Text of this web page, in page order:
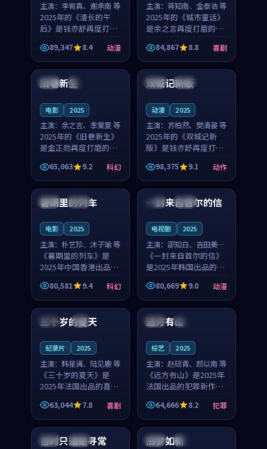
主演： 李宥真、谢承南 等
2025年的《漫长的午
后》是钱亦舒再度打磨
的动漫佳作。中国大陆
的取景与海岛日常的氛
围相互成就，李宥真与
谢承南的对手戏自然克
制，让整部影片在悬念
89,347 8.4 动漫
主演： 蒋知南、金泰浩 等
2025年的《城市童话》
是余之言再度打磨的喜
剧佳作。美国的取景与
历史战争的氛围相互成
就，蒋知南与金泰浩的
对手戏自然克制，让整
部影片在悬念与温度
84,867 8.8 喜剧
英国 完结
旧巷新生
电影 2025
主演： 余之言、季棠夏 等
2025年的《旧巷新生》
是金正勋再度打磨的科
幻佳作。英国的取景与
雨夜物语的氛围相互成
就，余之言与季棠夏的
对手戏自然克制，让整
部影片在悬念与温度
65,063 9.2 科幻
中国 独播
双城记新版
动漫 2025
主演： 苏柏然、樊清晏 等
2025年的《双城记新
版》是钱亦舒再度打磨
的动作佳作。中国大陆
的取景与沙漠探险的氛
围相互成就，苏柏然与
樊清晏的对手戏自然克
制，让整部影片在悬念
98,375 9.1 动作
中国 杜比
暑期里的列车
电影 2025
主演： 朴艺珍、沐子瑜 等
《暑期里的列车》是
2025年中国香港出品的
科幻新作，主创团队希
望用城市夜归人的故事
让观众停下来想一想。
朴艺珍领衔，沐子瑜担
任重要角色，郑书延的
80,581 9.4 科幻
韩国 热播
一封来自首尔的信
电视剧 2025
主演： 邵知白、吉田美琴
等
《一封来自首尔的信》
是2025年韩国出品的动
漫新作，主创团队希望
用高考往事的故事让观
众停下来想一想。邵知
重要角色，谢承南的
80,669 9.0 动漫
法国 4K
三十岁的夏天
纪录片 2025
主演： 韩星澜、陆见鹿 等
《三十岁的夏天》是
2025年法国出品的喜剧
新作，主创团队希望用
深夜电台的故事让观众
停下来想一想。韩星澜
角色，山田纯一的叙事
63,044 7.8 喜剧
法国 独播
远方有山
综艺 2025
主演： 赵砚青、颜以南 等
《远方有山》是2025年
法国出品的犯罪新作，
主创团队希望用高校追
梦的故事让观众停下来
想一想。赵砚青领衔，
颜以南担任重要角色，
山田纯一的叙事节奏
64,666 8.2 犯罪
泰国 杜比
当时只道是寻常 中国 高分
旧梦如新